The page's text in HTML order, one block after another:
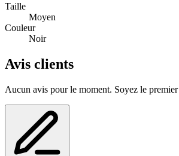
Taille
Moyen
Couleur
Noir
Avis clients
Aucun avis pour le moment. Soyez le